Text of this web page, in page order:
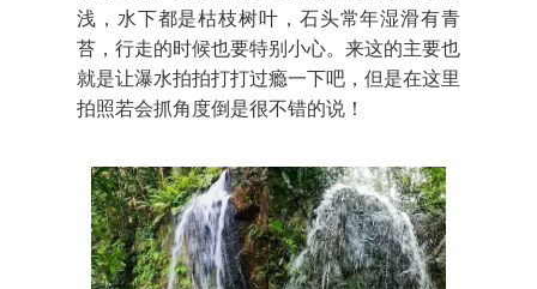
浅，水下都是枯枝树叶，石头常年湿滑有青
苔，行走的时候也要特别小心。来这的主要也
就是让瀑水拍拍打打过瘾一下吧，但是在这里
拍照若会抓角度倒是很不错的说！